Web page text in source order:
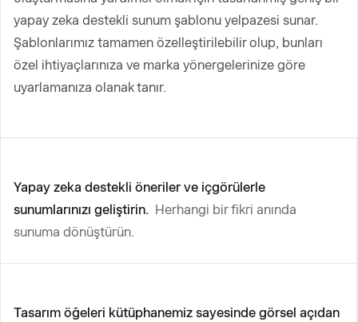
yapay zeka destekli sunum şablonu yelpazesi sunar.
Şablonlarımız tamamen özelleştirilebilir olup, bunları
özel ihtiyaçlarınıza ve marka yönergelerinize göre
uyarlamanıza olanak tanır.
Yapay zeka destekli öneriler ve içgörülerle
sunumlarınızı geliştirin. Herhangi bir fikri anında
sunuma dönüştürün.
Tasarım öğeleri kütüphanemiz sayesinde görsel açıdan